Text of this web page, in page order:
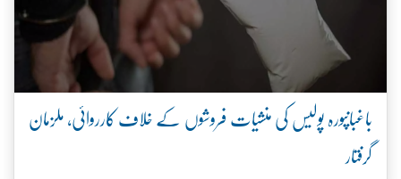
باغبانپورہ پولیس کی منشیات فروشوں کے خلاف کارروائی، ملزمان
گرفتار